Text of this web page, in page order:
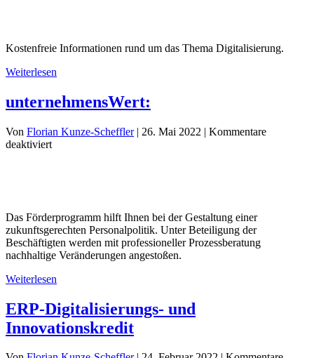
Kostenfreie Informationen rund um das Thema Digitalisierung.
Weiterlesen
unternehmensWert:
Von Florian Kunze-Scheffler| 26. Mai 2022 | Kommentare
deaktiviertfür
Das Förderprogramm hilft Ihnen bei der Gestaltung einer
zukunftsgerechten Personalpolitik. Unter Beteiligung der
Beschäftigten werden mit professioneller Prozessberatung
nachhaltige Veränderungen angestoßen.
Weiterlesen
ERP-Digitalisierungs- und
Innovationskredit